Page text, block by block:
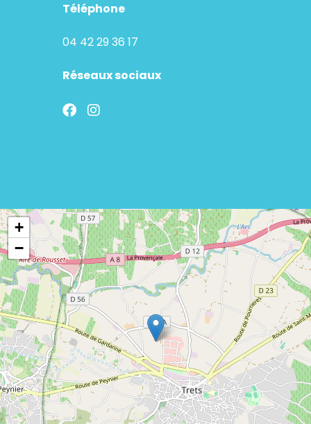
Téléphone
04 42 29 36 17
Réseaux sociaux
+
−